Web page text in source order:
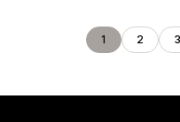
1 2 3